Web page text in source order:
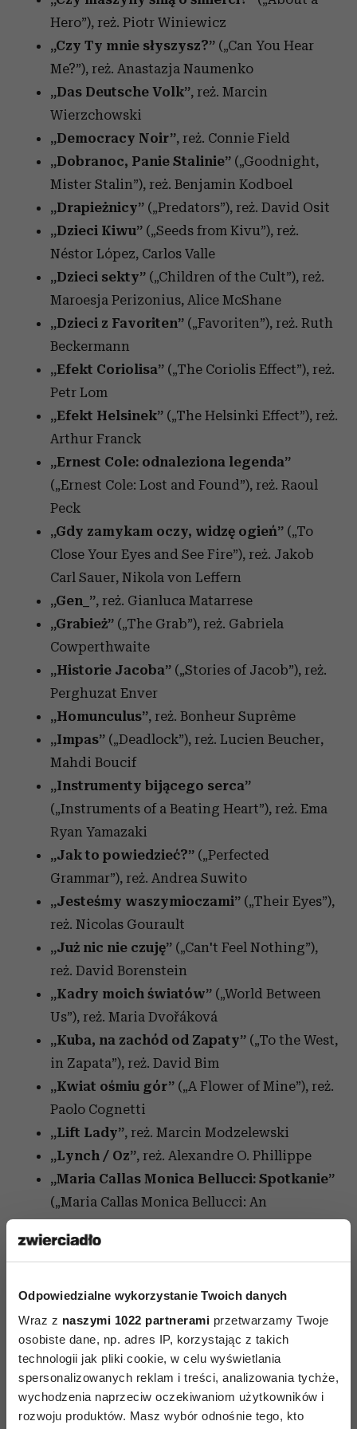
Odpowiedzialne wykorzystanie Twoich danych
Wraz z naszymi 1022 partnerami przetwarzamy Twoje
osobiste dane, np. adres IP, korzystając z takich
technologii jak pliki cookie, w celu wyświetlania
spersonalizowanych reklam i treści, analizowania tychże,
wychodzenia naprzeciw oczekiwaniom użytkowników i
rozwoju produktów. Masz wybór odnośnie tego, kto
Hero”), reż. Piotr Winiewicz
„Czy Ty mnie słyszysz?” („Can You Hear
Me?”), reż. Anastazja Naumenko
„Das Deutsche Volk”, reż. Marcin
Wierzchowski
„Democracy Noir”, reż. Connie Field
„Dobranoc, Panie Stalinie” („Goodnight,
Mister Stalin”), reż. Benjamin Kodboel
„Drapieżnicy” („Predators”), reż. David Osit
„Dzieci Kiwu” („Seeds from Kivu”), reż.
Néstor López, Carlos Valle
„Dzieci sekty” („Children of the Cult”), reż.
Maroesja Perizonius, Alice McShane
„Dzieci z Favoriten” („Favoriten”), reż. Ruth
Beckermann
„Efekt Coriolisa” („The Coriolis Effect”), reż.
Petr Lom
„Efekt Helsinek” („The Helsinki Effect”), reż.
Arthur Franck
„Ernest Cole: odnaleziona legenda”
(„Ernest Cole: Lost and Found”), reż. Raoul
Peck
„Gdy zamykam oczy, widzę ogień” („To
Close Your Eyes and See Fire”), reż. Jakob
Carl Sauer, Nikola von Leffern
„Gen_”, reż. Gianluca Matarrese
„Grabież” („The Grab”), reż. Gabriela
Cowperthwaite
„Historie Jacoba” („Stories of Jacob”), reż.
Perghuzat Enver
„Homunculus”, reż. Bonheur Suprême
„Impas” („Deadlock”), reż. Lucien Beucher,
Mahdi Boucif
„Instrumenty bijącego serca”
(„Instruments of a Beating Heart”), reż. Ema
Ryan Yamazaki
„Jak to powiedzieć?” („Perfected
Grammar”), reż. Andrea Suwito
„Jesteśmy waszymioczami” („Their Eyes”),
reż. Nicolas Gourault
„Już nic nie czuję” („Can't Feel Nothing”),
reż. David Borenstein
„Kadry moich światów” („World Between
Us”), reż. Maria Dvořáková
„Kuba, na zachód od Zapaty” („To the West,
in Zapata”), reż. David Bim
„Kwiat ośmiu gór” („A Flower of Mine”), reż.
Paolo Cognetti
„Lift Lady”, reż. Marcin Modzelewski
„Lynch / Oz”, reż. Alexandre O. Phillippe
„Maria Callas Monica Bellucci: Spotkanie”
(„Maria Callas Monica Bellucci: An
„Mimo wszystko kocham Cię”
„Mistrzowie ze Złotej Doliny”(„Champions
of the Golden Valley”), reż. Ben Sturgulewski
„Mój drogi Théo”(„My Dear Théo”), reż.
Alisa Kovalenko
„My Sunnyside”, reż. Matylda Kawka
„Mysz w labiryncie i sześciokątny ul”